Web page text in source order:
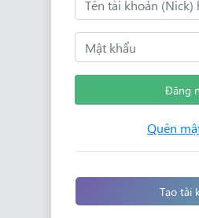
Đăng
Quên
Tạo tài